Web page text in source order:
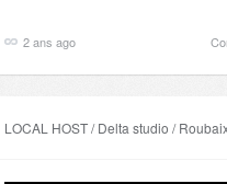
2 ans ago
LOCAL HOST / Delta studio /